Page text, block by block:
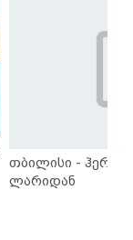
თბილისი -
ლარიდან